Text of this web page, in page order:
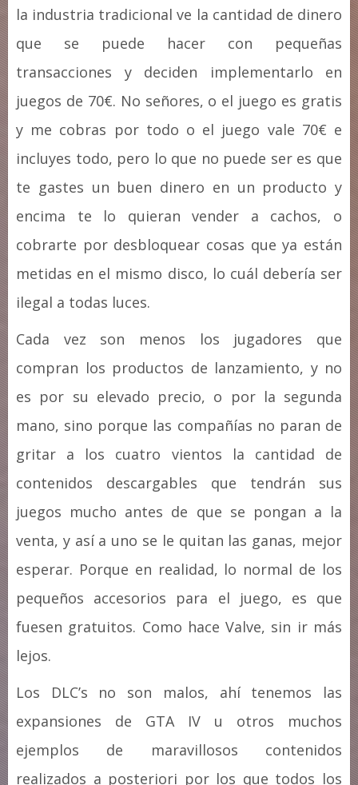
la industria tradicional ve la cantidad de dinero
que se puede hacer con pequeñas
transacciones y deciden implementarlo en
juegos de 70€. No señores, o el juego es gratis
y me cobras por todo o el juego vale 70€ e
incluyes todo, pero lo que no puede ser es que
te gastes un buen dinero en un producto y
encima te lo quieran vender a cachos, o
cobrarte por desbloquear cosas que ya están
metidas en el mismo disco, lo cuál debería ser
ilegal a todas luces.
Cada vez son menos los jugadores que
compran los productos de lanzamiento, y no
es por su elevado precio, o por la segunda
mano, sino porque las compañías no paran de
gritar a los cuatro vientos la cantidad de
contenidos descargables que tendrán sus
juegos mucho antes de que se pongan a la
venta, y así a uno se le quitan las ganas, mejor
esperar. Porque en realidad, lo normal de los
pequeños accesorios para el juego, es que
fuesen gratuitos. Como hace Valve, sin ir más
lejos.
Los DLC’s no son malos, ahí tenemos las
expansiones de GTA IV u otros muchos
ejemplos de maravillosos contenidos
realizados a posteriori por los que todos los